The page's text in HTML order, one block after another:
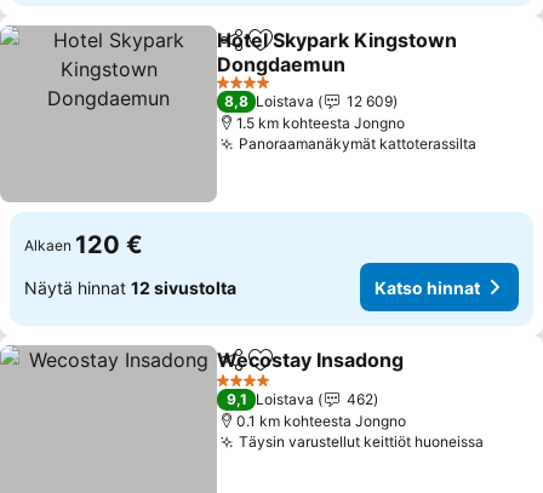
Jaa Lisää suosikkeihin
Hotel Skypark Kingstown
Dongdaemun
Katso hinnat
4 Tähtiluokitus
8,8 Loistava
12 609
1.5 km kohteesta Jongno
Panoraamanäkymät kattoterassilta
Alkaen 120 €
Näytä hinnat 12 sivustolta Katso hinnat
Jaa Lisää suosikkeihin
Wecostay Insadong
4 Tähtiluokitus
9,1 Loistava
462
0.1 km kohteesta Jongno
Täysin varustellut keittiöt huoneissa